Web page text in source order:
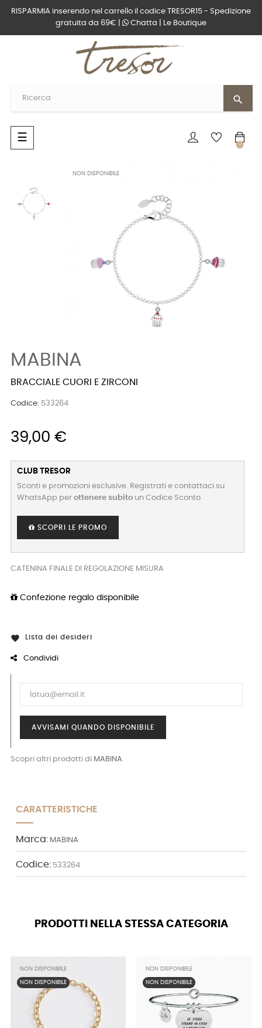
RISPARMIA inserendo nel carrello il codice TRESOR15 - Spedizione
gratuita da 69€ |
Chatta Le Boutique
search
navigazione
Toggle
☰
0
NON DISPONIBILE
MABINA
BRACCIALE CUORI E ZIRCONI
Codice: 533264
39,00 €
CLUB TRESOR
Sconti e promozioni esclusive. Registrati e contattaci su
WhatsApp per ottenere subito un Codice Sconto
SCOPRI LE PROMO
CATENINA FINALE DI REGOLAZIONE MISURA
Confezione regalo disponibile
 Lista dei desideri
Condividi
AVVISAMI QUANDO DISPONIBILE
Scopri altri prodotti di MABINA
CARATTERISTICHE
Marca: MABINA
Codice: 533264
PRODOTTI NELLA STESSA CATEGORIA
NON DISPONIBILE
NON DISPONIBILE
NON DISPONIBILE
NON DISPONIBILE